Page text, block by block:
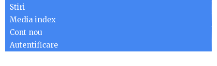
Stiri
Media index
Cont nou
Autentificare